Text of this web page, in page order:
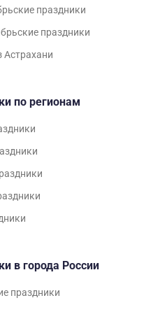
праздники
праздники
Астрахани
по регионам
в города России
праздники